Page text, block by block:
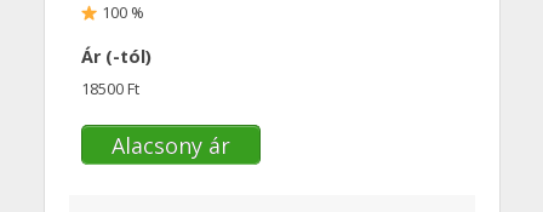
100 %
Ár (-tól)
18500 Ft
Alacsony ár